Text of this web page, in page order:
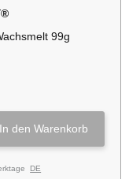
99g
In den Warenkorb
DE